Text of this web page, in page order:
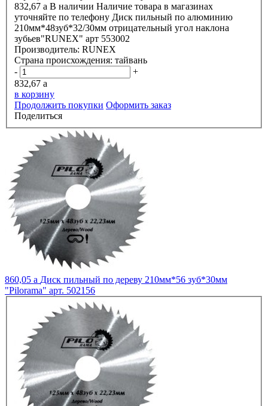
832,67 a В наличии Наличие товара в магазинах
уточняйте по телефону Диск пильный по алюминию
210мм*48зуб*32/30мм отрицательный угол наклона
зубьев"RUNEX" арт 553002
Производитель: RUNEX
Страна происхождения: тайвань
-
+
832,67 a
в корзину
Продолжить покупки Оформить заказ
Поделиться
860,05 a Диск пильный по дереву 210мм*56 зуб*30мм
"Pilorama" арт. 502156